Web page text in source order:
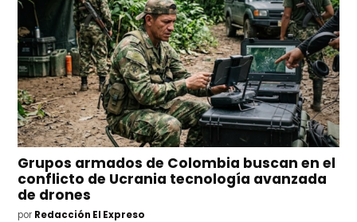
Grupos armados de Colombia buscan en el
conflicto de Ucrania tecnología avanzada
de drones
por Redacción El Expreso